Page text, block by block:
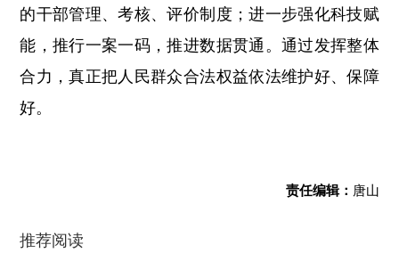
的干部管理、考核、评价制度；进一步强化科技赋
能，推行一案一码，推进数据贯通。通过发挥整体
合力，真正把人民群众合法权益依法维护好、保障
好。
责任编辑： 唐山
推荐阅读